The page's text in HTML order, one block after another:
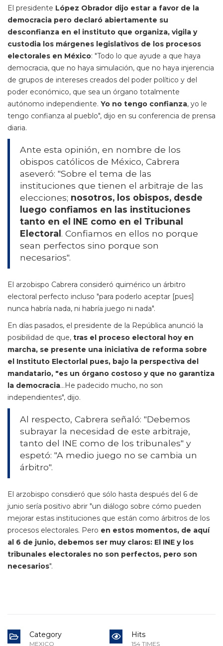
El presidente López Obrador dijo estar a favor de la
democracia pero declaró abiertamente su
desconfianza en el instituto que organiza, vigila y
custodia los márgenes legislativos de los procesos
electorales en México: "Todo lo que ayude a que haya
democracia, que no haya simulación, que no haya injerencia
de grupos de intereses creados del poder político y del
poder económico, que sea un órgano totalmente
autónomo independiente. Yo no tengo confianza, yo le
tengo confianza al pueblo", dijo en su conferencia de prensa
diaria.
Ante esta opinión, en nombre de los
obispos católicos de México, Cabrera
aseveró: "Sobre el tema de las
instituciones que tienen el arbitraje de las
elecciones; nosotros, los obispos, desde
luego confiamos en las instituciones
tanto en el INE como en el Tribunal
Electoral. Confiamos en ellos no porque
sean perfectos sino porque son
necesarios".
El arzobispo Cabrera consideró quimérico un árbitro
electoral perfecto incluso "para poderlo aceptar [pues]
nunca habría nada, ni habría juego ni nada".
En días pasados, el presidente de la República anunció la
posibilidad de que, tras el proceso electoral hoy en
marcha, se presente una iniciativa de reforma sobre
el Instituto Electorlal pues, bajo la perspectiva del
mandatario, "es un órgano costoso y que no garantiza
la democracia...He padecido mucho, no son
independientes", dijo.
Al respecto, Cabrera señaló: "Debemos
subrayar la necesidad de este arbitraje,
tanto del INE como de los tribunales" y
espetó: "A medio juego no se cambia un
árbitro".
El arzobispo consdieró que sólo hasta después del 6 de
junio sería positivo abrir "un diálogo sobre cómo pueden
mejorar estas instituciones que están como árbitros de los
procesos electorales. Pero en estos momentos, de aquí
al 6 de junio, debemos ser muy claros: El INE y los
tribunales electorales no son perfectos, pero son
necesarios".
Category
MEXICO
Hits
154 TIMES